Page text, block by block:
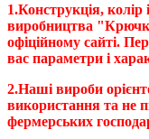
1.Конструкція, колір
виробництва
офіційному сайті.
вас параметри і
2.Наші вироби
використання та не
фермерських